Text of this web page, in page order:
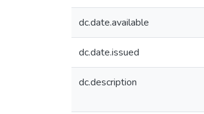
dc.date.available
dc.date.issued
dc.description